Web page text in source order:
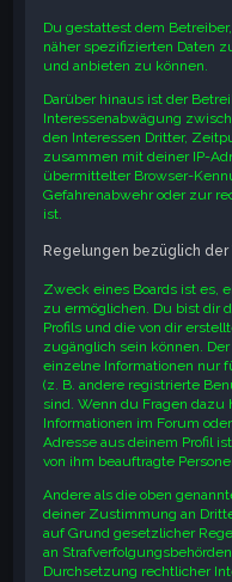
Du gestattest dem
näher spezifizierten Daten
und anbieten zu können.
Darüber hinaus ist der
Interessenabwägung
den Interessen Dritter,
zusammen mit deiner IP-
übermittelter Browser-
Gefahrenabwehr oder zur
ist.
Regelungen bezüglich
Zweck eines Boards ist es,
zu ermöglichen. Du bist dir
Profils und die von dir
zugänglich sein können.
einzelne Informationen nur
(z. B. andere registrierte
sind. Wenn du Fragen dazu
Informationen im Forum
Adresse aus deinem Profil
von ihm beauftragte
Andere als die oben
deiner Zustimmung an
auf Grund gesetzlicher
an
Durchsetzung rechtlicher